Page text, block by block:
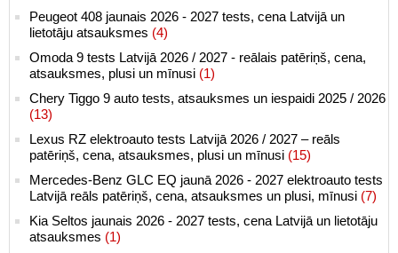
Peugeot 408 jaunais 2026 - 2027 tests, cena Latvijā un
lietotāju atsauksmes (4)
Omoda 9 tests Latvijā 2026 / 2027 - reālais patēriņš, cena,
atsauksmes, plusi un mīnusi (1)
Chery Tiggo 9 auto tests, atsauksmes un iespaidi 2025 / 2026
(13)
Lexus RZ elektroauto tests Latvijā 2026 / 2027 – reāls
patēriņš, cena, atsauksmes, plusi un mīnusi (15)
Mercedes-Benz GLC EQ jaunā 2026 - 2027 elektroauto tests
Latvijā reāls patēriņš, cena, atsauksmes un plusi, mīnusi (7)
Kia Seltos jaunais 2026 - 2027 tests, cena Latvijā un lietotāju
atsauksmes (1)